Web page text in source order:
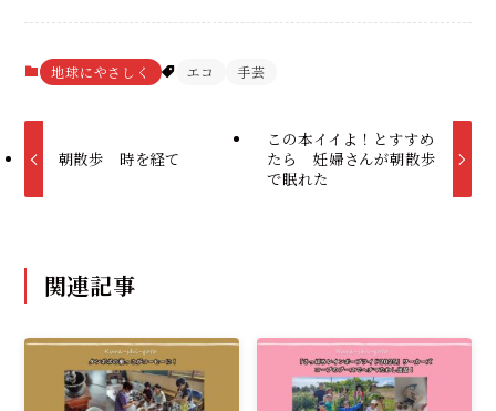
地球にやさしく エコ 手芸
朝散歩 時を経て
この本イイよ！とすすめ
たら 妊婦さんが朝散歩
で眠れた
関連記事